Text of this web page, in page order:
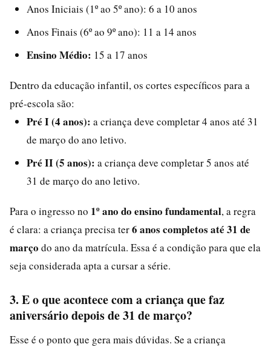
Anos Iniciais (1º ao 5º ano): 6 a 10 anos
Anos Finais (6º ao 9º ano): 11 a 14 anos
Ensino Médio: 15 a 17 anos
Dentro da educação infantil, os cortes específicos para a
pré-escola são:
Pré I (4 anos): a criança deve completar 4 anos até 31
de março do ano letivo.
Pré II (5 anos): a criança deve completar 5 anos até
31 de março do ano letivo.
Para o ingresso no 1º ano do ensino fundamental, a regra
é clara: a criança precisa ter6 anos completos até 31 de
março do ano da matrícula. Essa é a condição para que ela
seja considerada apta a cursar a série.
3. E o que acontece com a criança que faz
aniversário depois de 31 de março?
Esse é o ponto que gera mais dúvidas. Se a criança